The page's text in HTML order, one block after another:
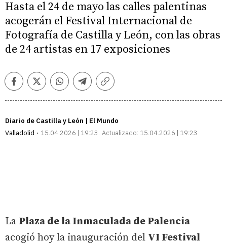
Hasta el 24 de mayo las calles palentinas
acogerán el Festival Internacional de
Fotografía de Castilla y León, con las obras
de 24 artistas en 17 exposiciones
FacebookTwitterWhatsappTelegramCopiar
Diario de Castilla y León | El Mundo
Valladolid
15.04.2026 | 19:23 Actualizado: 15.04.2026 | 19:23
La Plaza de la Inmaculada de Palencia
acogió hoy la inauguración del VI Festival